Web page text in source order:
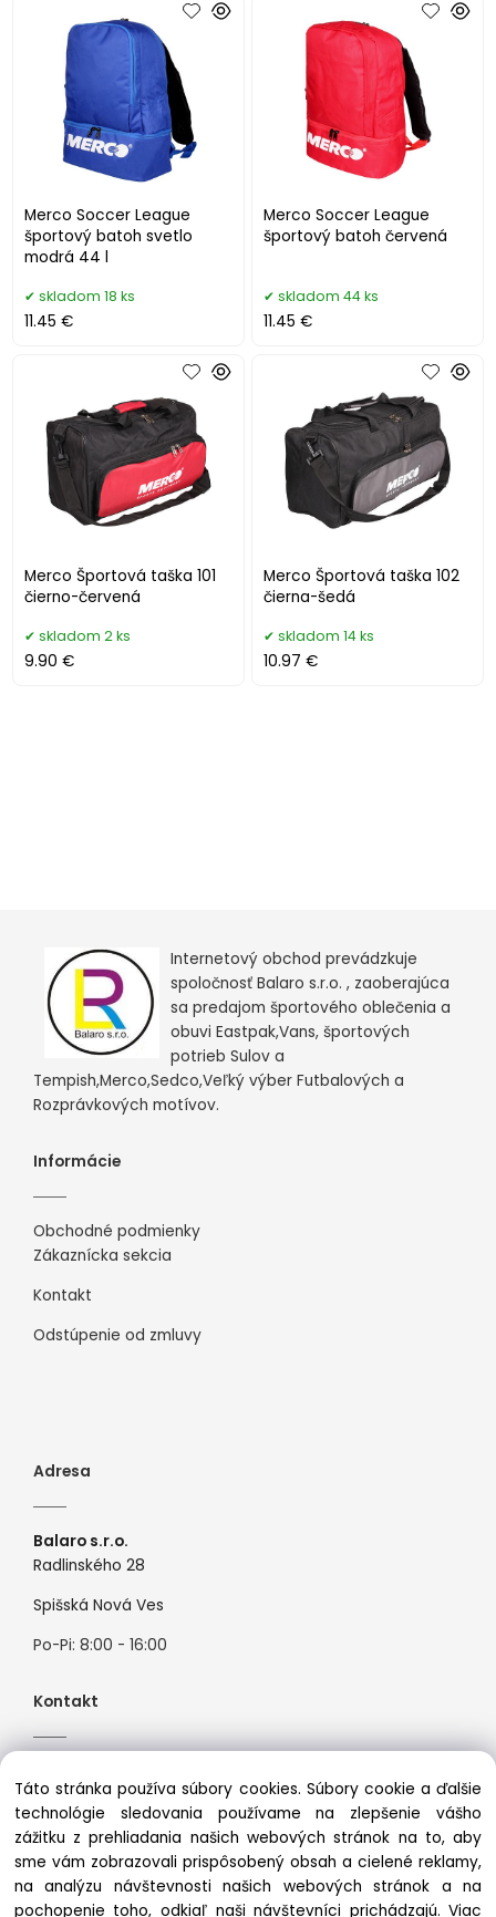
Merco Soccer League
športový batoh svetlo
modrá 44 l
skladom 18 ks
11.45 €
Merco Soccer League
športový batoh červená
skladom 44 ks
11.45 €
Merco Športová taška 101
čierno-červená
skladom 2 ks
9.90 €
Merco Športová taška 102
čierna-šedá
skladom 14 ks
10.97 €
Internetový obchod prevádzkuje
spoločnosť Balaro s.r.o. , zaoberajúca
sa predajom športového oblečenia a
obuvi Eastpak,Vans, športových
potrieb Sulov a
Tempish,Merco,Sedco,Veľký výber Futbalových a
Rozprávkových motívov.
Informácie
Obchodné podmienky
Zákaznícka sekcia
Kontakt
Odstúpenie od zmluvy
Adresa
Balaro s.r.o.
Radlinského 28
Spišská Nová Ves
Po-Pi: 8:00 - 16:00
Kontakt
Mail:info@premiosport.sk
Táto stránka používa súbory cookies. Súbory cookie a ďalšie
technológie sledovania používame na zlepšenie vášho
zážitku z prehliadania našich webových stránok na to, aby
sme vám zobrazovali prispôsobený obsah a cielené reklamy,
na analýzu návštevnosti našich webových stránok a na
pochopenie toho, odkiaľ naši návštevníci prichádzajú.Viac